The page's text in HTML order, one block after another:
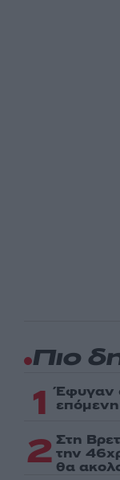
Πιο
1 Έφυγαν
2 Στη
την
θα